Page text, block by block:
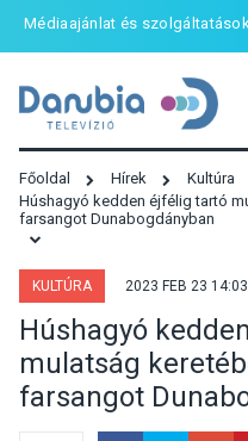
Médiaajánlat és
Főoldal Hírek
Kultúra
Húshagyó kedden éjfélig tartó
farsangot Dunabogdányban
KULTÚRA 2023 FEB 23 14:03
Húshagyó
mulatság
farsangot